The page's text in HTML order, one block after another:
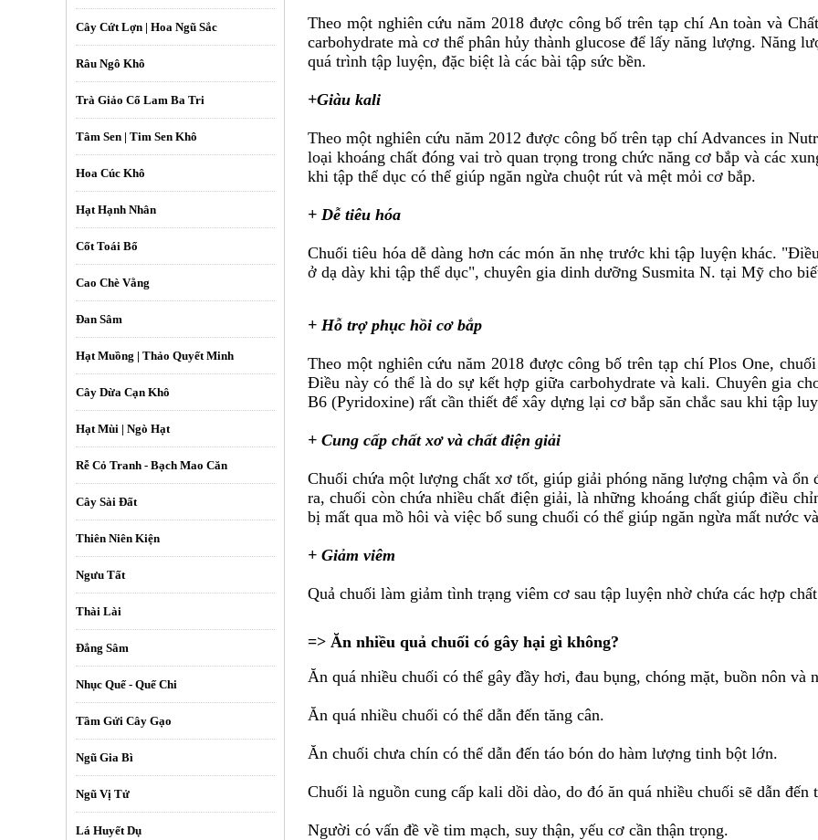
Cây Cứt Lợn | Hoa Ngũ Sắc
Râu Ngô Khô
Trà Giảo Cổ Lam Ba Tri
Tâm Sen | Tim Sen Khô
Hoa Cúc Khô
Hạt Hạnh Nhân
Cốt Toái Bổ
Cao Chè Vằng
Đan Sâm
Hạt Muồng | Thảo Quyết Minh
Cây Dừa Cạn Khô
Hạt Mùi | Ngò Hạt
Rễ Cỏ Tranh - Bạch Mao Căn
Cây Sài Đất
Thiên Niên Kiện
Ngưu Tất
Thài Lài
Đẳng Sâm
Nhục Quế - Quế Chi
Tầm Gửi Cây Gạo
Ngũ Gia Bì
Ngũ Vị Tử
Lá Huyết Dụ
Theo một nghiên cứu năm 2018 được công bố trên tạp chí An toàn và
carbohydrate mà cơ thể phân hủy thành glucose để lấy năng lượng. Năng
quá trình tập luyện, đặc biệt là các bài tập sức bền.
+Giàu kali
Theo một nghiên cứu năm 2012 được công bố trên tạp chí Advances in
loại khoáng chất đóng vai trò quan trọng trong chức năng cơ bắp và các
khi tập thể dục có thể giúp ngăn ngừa chuột rút và mệt mỏi cơ bắp.
+ Dễ tiêu hóa
Chuối tiêu hóa dễ dàng hơn các món ăn nhẹ trước khi tập luyện khác.
ở dạ dày khi tập thể dục", chuyên gia dinh dưỡng Susmita N. tại Mỹ cho
+ Hỗ trợ phục hồi cơ bắp
Theo một nghiên cứu năm 2018 được công bố trên tạp chí Plos One,
Điều này có thể là do sự kết hợp giữa carbohydrate và kali. Chuyên gia
B6 (Pyridoxine) rất cần thiết để xây dựng lại cơ bắp săn chắc sau khi tập
+ Cung cấp chất xơ và chất điện giải
Chuối chứa một lượng chất xơ tốt, giúp giải phóng năng lượng chậm và ổn
ra, chuối còn chứa nhiều chất điện giải, là những khoáng chất giúp điều
bị mất qua mồ hôi và việc bổ sung chuối có thể giúp ngăn ngừa mất nước
+ Giảm viêm
Quả chuối làm giảm tình trạng viêm cơ sau tập luyện nhờ chứa các hợp
=> Ăn nhiều quả chuối có gây hại gì không?
Ăn quá nhiều chuối có thể gây đầy hơi, đau bụng, chóng mặt, buồn nôn và
Ăn quá nhiều chuối có thể dẫn đến tăng cân.
Ăn chuối chưa chín có thể dẫn đến táo bón do hàm lượng tinh bột lớn.
Chuối là nguồn cung cấp kali dồi dào, do đó ăn quá nhiều chuối sẽ dẫn đến
Người có vấn đề về tim mạch, suy thận, yếu cơ cần thận trọng.